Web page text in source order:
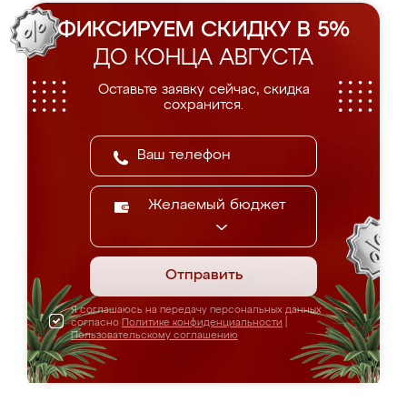
ФИКСИРУЕМ СКИДКУ В 5%
ДО КОНЦА АВГУСТА
Оставьте заявку сейчас, скидка
сохранится.
Желаемый бюджет
Отправить
Я соглашаюсь на передачу персональных данных
согласно Политике конфиденциальности
Пользовательскому соглашению